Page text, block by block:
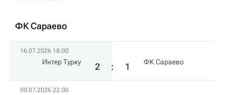
ФК Сараево
16.07.2026 18:00
Интер Турку 2 : 1 ФК Сараево
09.07.2026 22:00